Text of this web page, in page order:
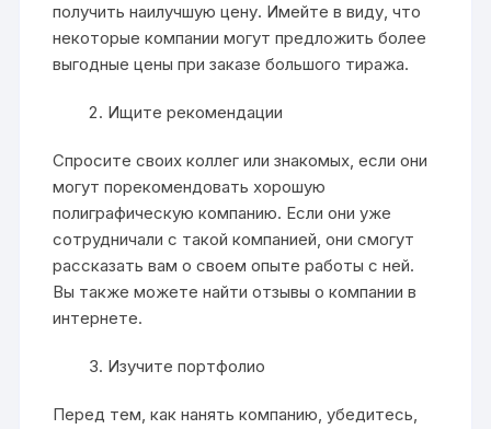
получить наилучшую цену. Имейте в виду, что
некоторые компании могут предложить более
выгодные цены при заказе большого тиража.
Ищите рекомендации
Спросите своих коллег или знакомых, если они
могут порекомендовать хорошую
полиграфическую компанию. Если они уже
сотрудничали с такой компанией, они смогут
рассказать вам о своем опыте работы с ней.
Вы также можете найти отзывы о компании в
интернете.
Изучите портфолио
Перед тем, как нанять компанию, убедитесь,